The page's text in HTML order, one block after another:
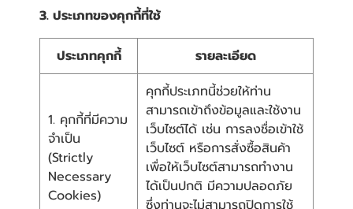
3. ประเภทของคุกกี้ที่ใช้
ประเภทคุกกี้ รายละเอียด
1. คุกกี้ที่มีความ
จำเป็น
(Strictly
Necessary
Cookies)
คุกกี้ประเภทนี้ช่วยให้ท่าน
สามารถเข้าถึงข้อมูลและใช้งาน
เว็บไซต์ได้ เช่น การลงชื่อเข้าใช้
เว็บไซต์ หรือการสั่งซื้อสินค้า
เพื่อให้เว็บไซต์สามารถทำงาน
ได้เป็นปกติ มีความปลอดภัย
ซึ่งท่านจะไม่สามารถปิดการใช้